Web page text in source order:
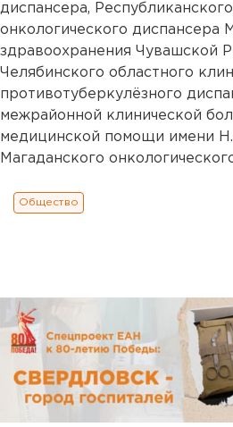
диспансера,
онкологического диспансера
здравоохранения Чувашской
Челябинского областного
противотуберкулёзного
межрайонной клинической
медицинской помощи имени
Магаданского
Общество